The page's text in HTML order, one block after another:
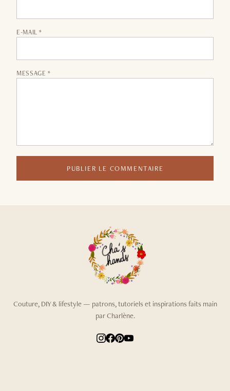
E-MAIL *
MESSAGE *
PUBLIER LE COMMENTAIRE
Couture, DIY & lifestyle — patrons, tutoriels et inspirations faits main
par Charlène.